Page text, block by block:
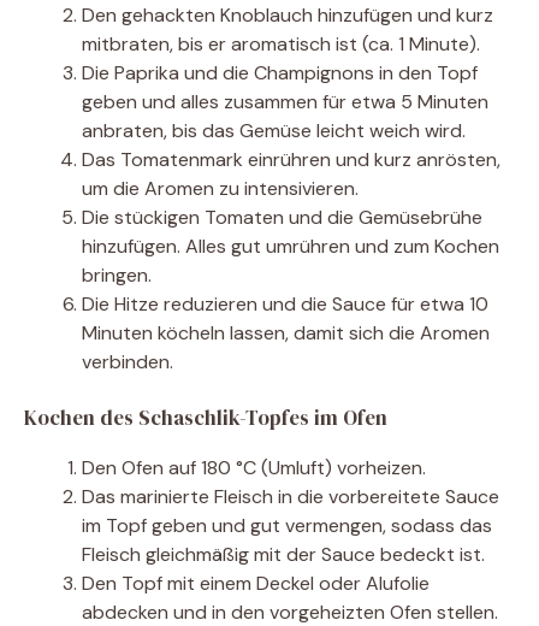
Den gehackten Knoblauch hinzufügen und kurz
mitbraten, bis er aromatisch ist (ca. 1 Minute).
Die Paprika und die Champignons in den Topf
geben und alles zusammen für etwa 5 Minuten
anbraten, bis das Gemüse leicht weich wird.
Das Tomatenmark einrühren und kurz anrösten,
um die Aromen zu intensivieren.
Die stückigen Tomaten und die Gemüsebrühe
hinzufügen. Alles gut umrühren und zum Kochen
bringen.
Die Hitze reduzieren und die Sauce für etwa 10
Minuten köcheln lassen, damit sich die Aromen
verbinden.
Kochen des Schaschlik-Topfes im Ofen
Den Ofen auf 180 °C (Umluft) vorheizen.
Das marinierte Fleisch in die vorbereitete Sauce
im Topf geben und gut vermengen, sodass das
Fleisch gleichmäßig mit der Sauce bedeckt ist.
Den Topf mit einem Deckel oder Alufolie
abdecken und in den vorgeheizten Ofen stellen.